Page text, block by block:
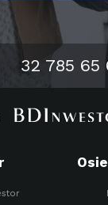
32 785 65